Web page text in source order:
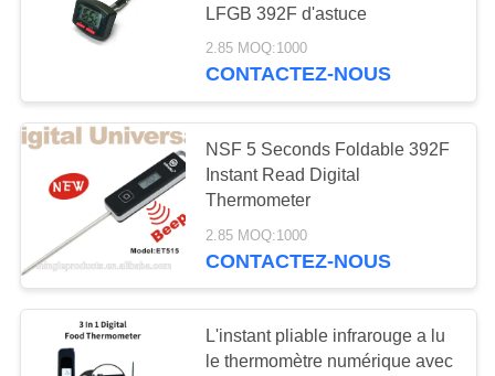
La sucrerie cuisent
le thermomètre à la
friteuse
Thermomètre de gril
LFGB 392F d'astuce
2.85 MOQ:1000
CONTACTEZ-NOUS
NSF 5 Seconds Foldable 392F
Instant Read Digital
Thermometer
2.85 MOQ:1000
CONTACTEZ-NOUS
L'instant pliable infrarouge a lu
le thermomètre numérique avec